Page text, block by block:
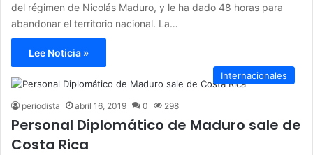
del régimen de Nicolás Maduro, y le ha dado 48 horas para
abandonar el territorio nacional. La…
Lee Noticia »
Internacionales
periodista abril 16, 2019 0 298
Personal Diplomático de Maduro sale de
Costa Rica